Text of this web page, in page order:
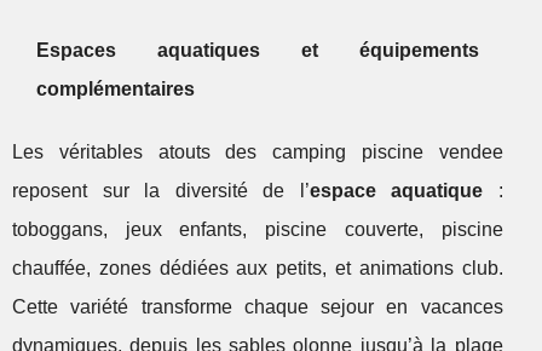
Espaces aquatiques et équipements
complémentaires
Les véritables atouts des camping piscine vendee
reposent sur la diversité de l’espace aquatique :
toboggans, jeux enfants, piscine couverte, piscine
chauffée, zones dédiées aux petits, et animations club.
Cette variété transforme chaque sejour en vacances
dynamiques, depuis les sables olonne jusqu’à la plage